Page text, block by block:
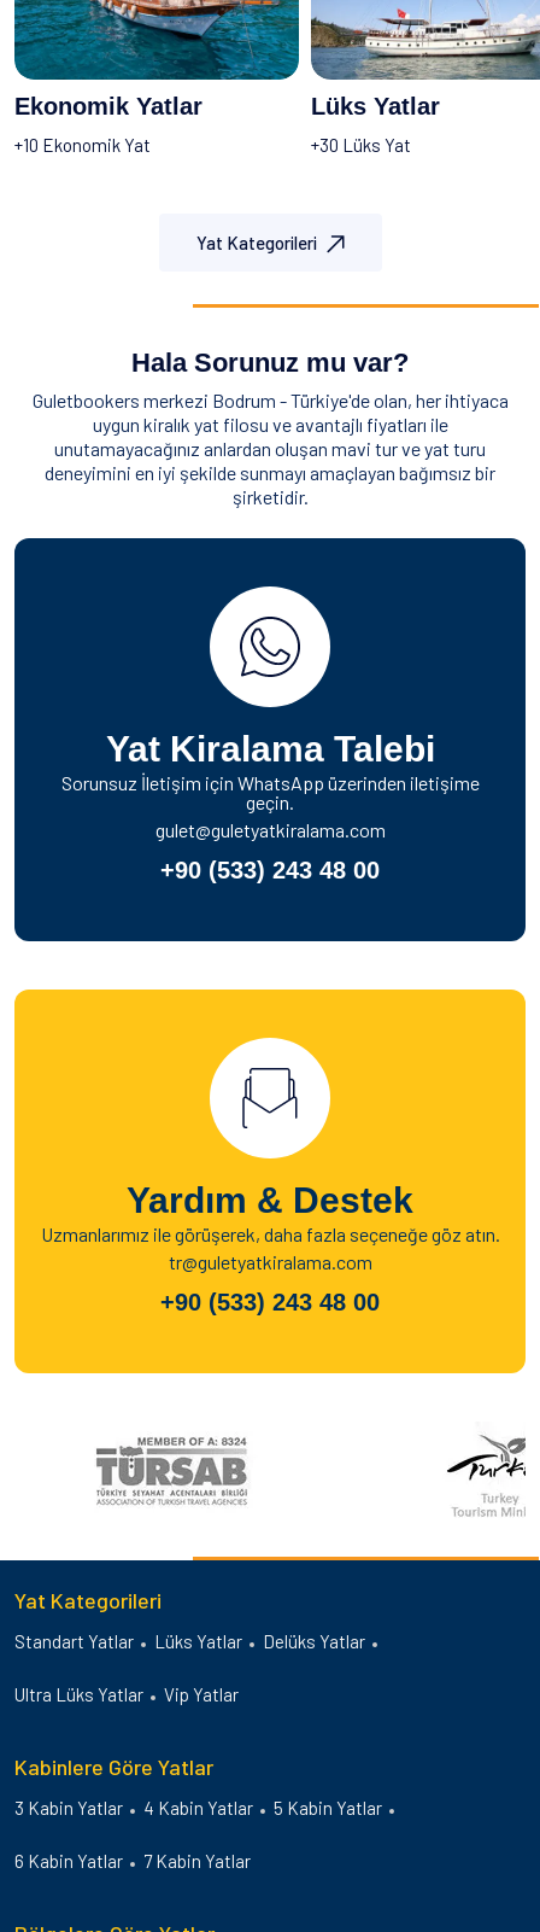
Ekonomik Yatlar
+10 Ekonomik Yat
Lüks Yatlar
+30 Lüks Yat
Yat Kategorileri
Hala Sorunuz mu var?
Guletbookers merkezi Bodrum - Türkiye'de olan, her ihtiyaca
uygun kiralık yat filosu ve avantajlı fiyatları ile
unutamayacağınız anlardan oluşan mavi tur ve yat turu
deneyimini en iyi şekilde sunmayı amaçlayan bağımsız bir
şirketidir.
Yat Kiralama Talebi
Sorunsuz İletişim için WhatsApp üzerinden iletişime
geçin.
gulet@guletyatkiralama.com
+90 (533) 243 48 00
Yardım & Destek
Uzmanlarımız ile görüşerek, daha fazla seçeneğe göz atın.
tr@guletyatkiralama.com
+90 (533) 243 48 00
Yat Kategorileri
Standart Yatlar Lüks Yatlar Delüks Yatlar
Ultra Lüks Yatlar Vip Yatlar
Kabinlere Göre Yatlar
3 Kabin Yatlar 4 Kabin Yatlar 5 Kabin Yatlar
6 Kabin Yatlar 7 Kabin Yatlar